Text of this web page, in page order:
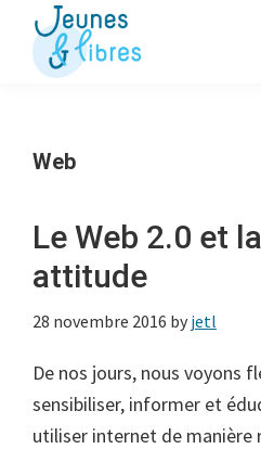
Passer
contenu
des
libérales
Web
Le Web 2.0 et
attitude
28 novembre 2016 by jetl
De nos jours, nous voyons
sensibiliser, informer et
utiliser internet de manière